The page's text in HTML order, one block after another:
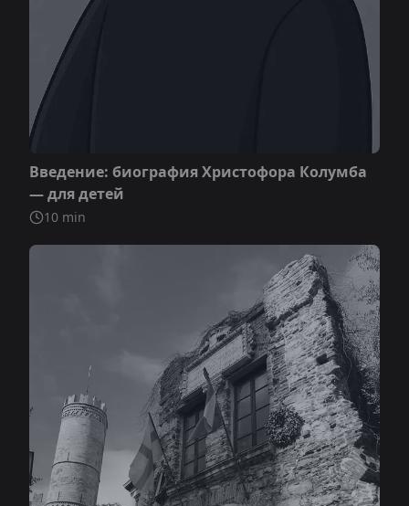
Не включено
Введение: биография Христофора Колумба
— для детей
10 min